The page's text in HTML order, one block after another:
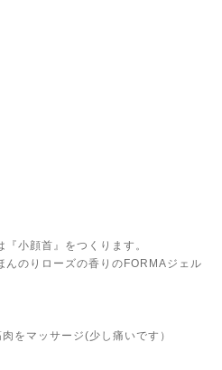
小顔首』をつくります。
んのりローズの香りのFORMAジェル
をマッサージ(少し痛いです）